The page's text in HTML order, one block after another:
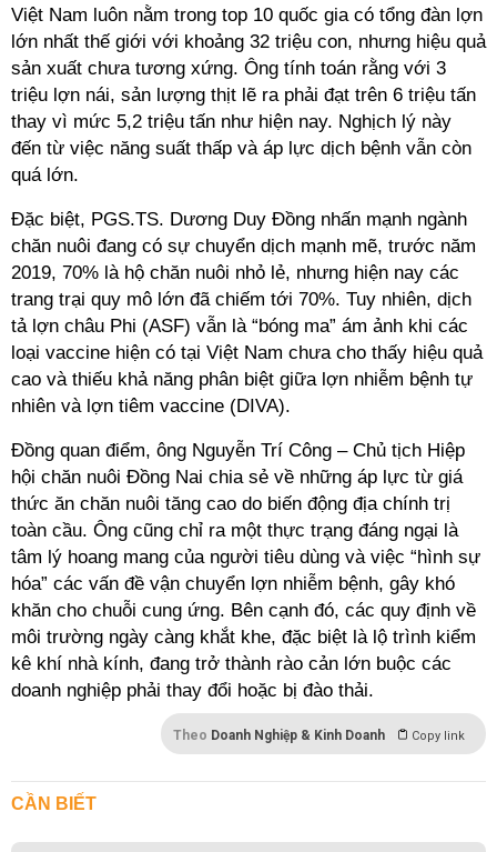
Việt Nam luôn nằm trong top 10 quốc gia có tổng đàn lợn
lớn nhất thế giới với khoảng 32 triệu con, nhưng hiệu quả
sản xuất chưa tương xứng. Ông tính toán rằng với 3
triệu lợn nái, sản lượng thịt lẽ ra phải đạt trên 6 triệu tấn
thay vì mức 5,2 triệu tấn như hiện nay. Nghịch lý này
đến từ việc năng suất thấp và áp lực dịch bệnh vẫn còn
quá lớn.
Đặc biệt, PGS.TS. Dương Duy Đồng nhấn mạnh ngành
chăn nuôi đang có sự chuyển dịch mạnh mẽ, trước năm
2019, 70% là hộ chăn nuôi nhỏ lẻ, nhưng hiện nay các
trang trại quy mô lớn đã chiếm tới 70%. Tuy nhiên, dịch
tả lợn châu Phi (ASF) vẫn là “bóng ma” ám ảnh khi các
loại vaccine hiện có tại Việt Nam chưa cho thấy hiệu quả
cao và thiếu khả năng phân biệt giữa lợn nhiễm bệnh tự
nhiên và lợn tiêm vaccine (DIVA).
Đồng quan điểm, ông Nguyễn Trí Công – Chủ tịch Hiệp
hội chăn nuôi Đồng Nai chia sẻ về những áp lực từ giá
thức ăn chăn nuôi tăng cao do biến động địa chính trị
toàn cầu. Ông cũng chỉ ra một thực trạng đáng ngại là
tâm lý hoang mang của người tiêu dùng và việc “hình sự
hóa” các vấn đề vận chuyển lợn nhiễm bệnh, gây khó
khăn cho chuỗi cung ứng. Bên cạnh đó, các quy định về
môi trường ngày càng khắt khe, đặc biệt là lộ trình kiểm
kê khí nhà kính, đang trở thành rào cản lớn buộc các
doanh nghiệp phải thay đổi hoặc bị đào thải.
Theo Doanh Nghiệp & Kinh Doanh Copy link
CẦN BIẾT